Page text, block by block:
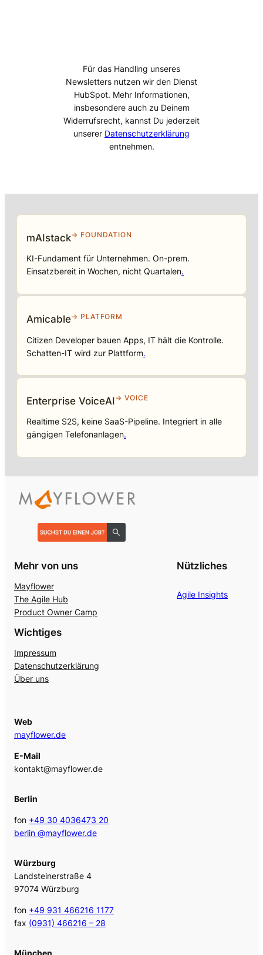
Für das Handling unseres
Newsletters nutzen wir den Dienst
HubSpot. Mehr Informationen,
insbesondere auch zu Deinem
Widerrufsrecht, kannst Du jederzeit
unserer Datenschutzerklärung
entnehmen.
mAIstack→ FOUNDATION
KI-Fundament für Unternehmen. On-prem.
Einsatzbereit in Wochen, nicht Quartalen.
Amicable→ PLATFORM
Citizen Developer bauen Apps, IT hält die Kontrolle.
Schatten-IT wird zur Plattform.
Enterprise VoiceAI→ VOICE
Realtime S2S, keine SaaS-Pipeline. Integriert in alle
gängigen Telefonanlagen.
Mehr von uns
Mayflower
The Agile Hub
Product Owner Camp
Nützliches
Agile Insights
Wichtiges
Impressum
Datenschutzerklärung
Über uns
Web
mayflower.de
E-Mail
kontakt@mayflower.de
Berlin
fon +49 30 4036473 20
berlin @mayflower.de
Würzburg
Landsteinerstraße 4
97074 Würzburg
fon +49 931 466216 1177
fax (0931) 466216 – 28